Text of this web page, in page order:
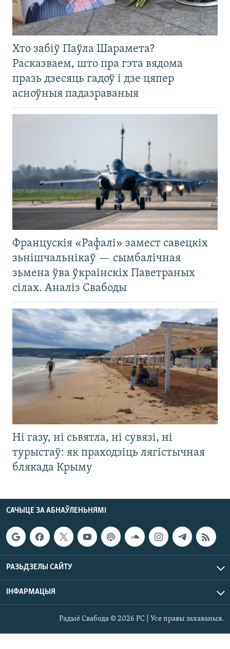
Хто забіў Паўла Шарамета?
Расказваем, што пра гэта вядома
празь дзесяць гадоў і дзе цяпер
асноўныя падазраваныя
Францускія «Рафалі» замест савецкіх
зьнішчальнікаў — сымбалічная
зьмена ўва ўкраінскіх Паветраных
сілах. Аналіз Свабоды
Ні газу, ні сьвятла, ні сувязі, ні
турыстаў: як праходзіць лягістычная
блякада Крыму
САЧЫЦЕ ЗА АБНАЎЛЕНЬНЯМІ
РАЗЬДЗЕЛЫ САЙТУ
ІНФАРМАЦЫЯ
Радыё Свабода © 2026 РС | Усе правы захаваныя.